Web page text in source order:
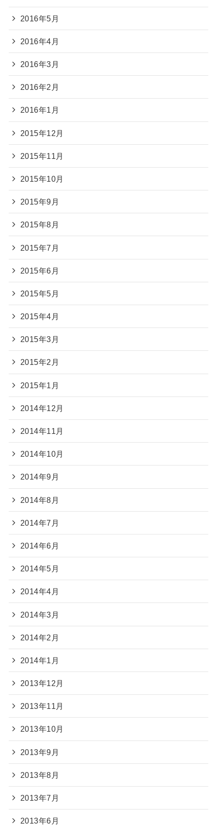
2016年5月
2016年4月
2016年3月
2016年2月
2016年1月
2015年12月
2015年11月
2015年10月
2015年9月
2015年8月
2015年7月
2015年6月
2015年5月
2015年4月
2015年3月
2015年2月
2015年1月
2014年12月
2014年11月
2014年10月
2014年9月
2014年8月
2014年7月
2014年6月
2014年5月
2014年4月
2014年3月
2014年2月
2014年1月
2013年12月
2013年11月
2013年10月
2013年9月
2013年8月
2013年7月
2013年6月